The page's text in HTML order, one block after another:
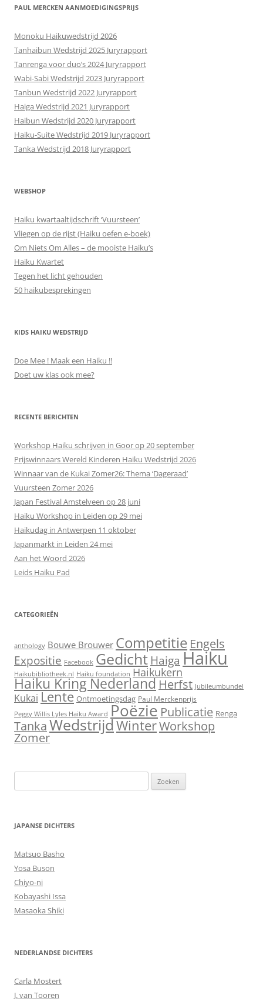
PAUL MERCKEN AANMOEDIGINGSPRIJS
Monoku Haikuwedstrijd 2026
Tanhaibun Wedstrijd 2025 Juryrapport
Tanrenga voor duo’s 2024 Juryrapport
Wabi-Sabi Wedstrijd 2023 Juryrapport
Tanbun Wedstrijd 2022 Juryrapport
Haiga Wedstrijd 2021 Juryrapport
Haibun Wedstrijd 2020 Juryrapport
Haiku-Suite Wedstrijd 2019 Juryrapport
Tanka Wedstrijd 2018 Juryrapport
WEBSHOP
Haiku kwartaaltijdschrift ‘Vuursteen’
Vliegen op de rijst (Haiku oefen e-boek)
Om Niets Om Alles – de mooiste Haiku’s
Haiku Kwartet
Tegen het licht gehouden
50 haikubesprekingen
KIDS HAIKU WEDSTRIJD
Doe Mee ! Maak een Haiku !!
Doet uw klas ook mee?
RECENTE BERICHTEN
Workshop Haiku schrijven in Goor op 20 september
Prijswinnaars Wereld Kinderen Haiku Wedstrijd 2026
Winnaar van de Kukai Zomer26: Thema ‘Dageraad’
Vuursteen Zomer 2026
Japan Festival Amstelveen op 28 juni
Haiku Workshop in Leiden op 29 mei
Haikudag in Antwerpen 11 oktober
Japanmarkt in Leiden 24 mei
Aan het Woord 2026
Leids Haiku Pad
CATEGORIEËN
anthology Bouwe Brouwer Competitie Engels
Expositie Facebook Gedicht Haiga Haiku
Haikubibliotheek.nl Haiku foundation Haikukern
Haiku Kring Nederland Herfst Jubileumbundel
Kukai Lente Ontmoetingsdag Paul Merckenprijs
Peggy Willis Lyles Haiku Award Poëzie Publicatie Renga
TankaWedstrijdWinterWorkshop
Zomer
naar:
JAPANSE DICHTERS
Matsuo Basho
Yosa Buson
Chiyo-ni
Kobayashi Issa
Masaoka Shiki
NEDERLANDSE DICHTERS
Carla Mostert
J. van Tooren